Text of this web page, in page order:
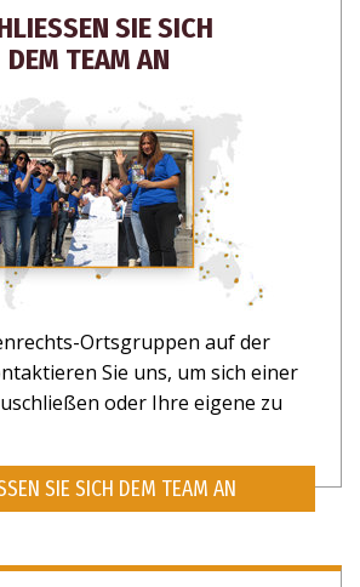
SIE SICH
DEM TEAM AN
Ortsgruppen auf der
Sie uns, um sich einer
oder Ihre eigene zu
SIE SICH DEM TEAM AN